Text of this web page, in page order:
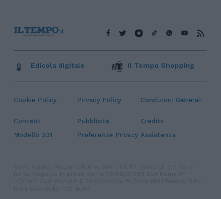
Cookie Policy Privacy Policy
Preferenze Privacy
Edicola digitale Il Tempo Shopping